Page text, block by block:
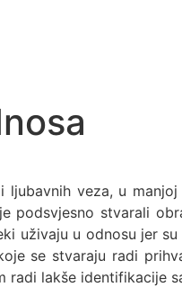
veza, u
stvarali
uživaju u odnosu jer
se stvaraju radi
lakše identifikacije